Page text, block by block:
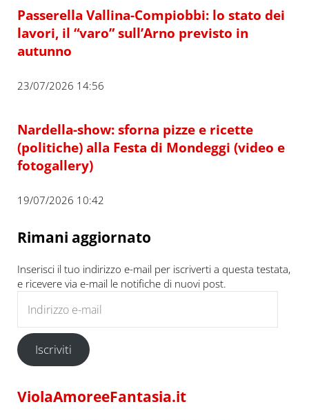
Passerella Vallina-Compiobbi: lo stato dei
lavori, il “varo” sull’Arno previsto in
autunno
23/07/2026 14:56
Nardella-show: sforna pizze e ricette
(politiche) alla Festa di Mondeggi (video e
fotogallery)
19/07/2026 10:42
Rimani aggiornato
Inserisci il tuo indirizzo e-mail per iscriverti a questa testata,
e ricevere via e-mail le notifiche di nuovi post.
Iscriviti
ViolaAmoreeFantasia.it